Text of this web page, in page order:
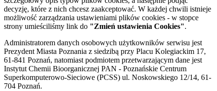
decyzję, które z nich chcesz zaakceptować. W każdej chwili istnieje
możliwość zarządzania ustawieniami plików cookies - w stopce
strony umieściliśmy link do "Zmień ustawienia Cookies".
Administratorem danych osobowych użytkowników serwisu jest
Prezydent Miasta Poznania z siedzibą przy Placu Kolegiackim 17,
61-841 Poznań, natomiast podmiotem przetwarzającym dane jest
Instytut Chemii Bioorganicznej PAN - Poznańskie Centrum
Superkomputerowo-Sieciowe (PCSS) ul. Noskowskiego 12/14, 61-
704 Poznań.